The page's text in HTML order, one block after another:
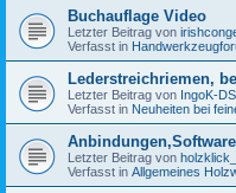
Buchauflage Video
Letzter Beitrag von
Verfasst in
Lederstreichriemen,
Letzter Beitrag von IngoK-
Verfasst in Neuheiten bei
Anbindungen,Software
Letzter Beitrag von
Verfasst in Allgemeines